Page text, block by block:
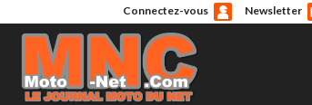
Connectez-vous Newsletter